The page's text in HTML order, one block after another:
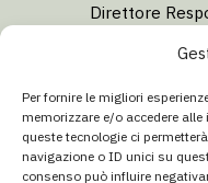
Per fornire le migliori
memorizzare e/o accedere
queste tecnologie ci
navigazione o ID unici su
consenso può influire
Direttore